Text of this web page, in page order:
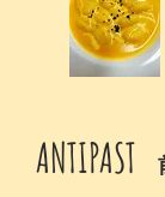
ANTIPAST